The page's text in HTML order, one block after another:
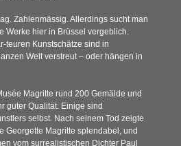
Zahlenmässig. Allerdings sucht man
Werke hier in Brüssel vergeblich.
teuren Kunstschätze sind in
Welt verstreut – oder hängen in
Magritte rund 200 Gemälde und
guter Qualität. Einige sind
selbst. Nach seinem Tod zeigte
Georgette Magritte splendabel, und
vom surrealistischen Dichter Paul